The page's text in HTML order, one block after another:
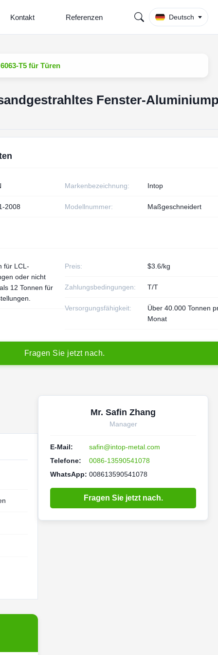
Kontakt Referenzen Deutsch
T5 für Türen
Fenster-
Markenbezeichnung: Intop
2008 Modellnummer: Maßgeschneidert
für LCL-
oder nicht
12 Tonnen für
Preis: $3.6/kg
Zahlungsbedingungen: T/T
Versorgungsfähigkeit:
Über 40.000 Tonnen
Monat
Fragen Sie jetzt nach.
Mr. Safin Zhang
Manager
E-Mail:
safin@intop-metal.com
Telefone:
0086-13590541078
WhatsApp: 008613590541078
Fragen Sie jetzt nach.